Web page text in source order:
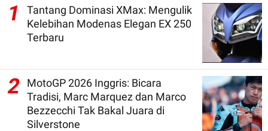
1
Tantang Dominasi XMax: Mengulik
Kelebihan Modenas Elegan EX 250
Terbaru
2
MotoGP 2026 Inggris: Bicara
Tradisi, Marc Marquez dan Marco
Bezzecchi Tak Bakal Juara di
Silverstone